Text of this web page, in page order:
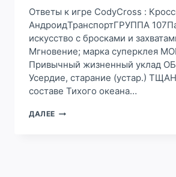
ПАЗЛ
3
Ответы к игре CodyCross :
АндроидТранспортГРУППА
искусство с бросками и
Мгновение; марка суперклея
Привычный жизненный уклад
Усердие, старание (устар.)
составе Тихого океана…
ДАЛЕЕ ОТВЕТЫ